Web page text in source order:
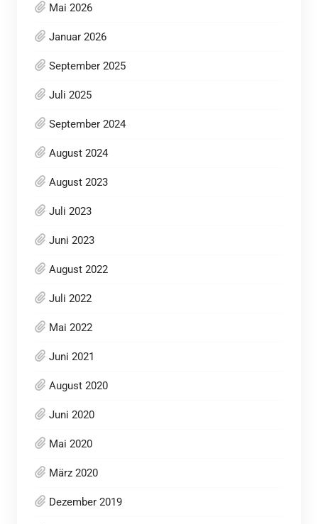
Mai 2026
Januar 2026
September 2025
Juli 2025
September 2024
August 2024
August 2023
Juli 2023
Juni 2023
August 2022
Juli 2022
Mai 2022
Juni 2021
August 2020
Juni 2020
Mai 2020
März 2020
Dezember 2019